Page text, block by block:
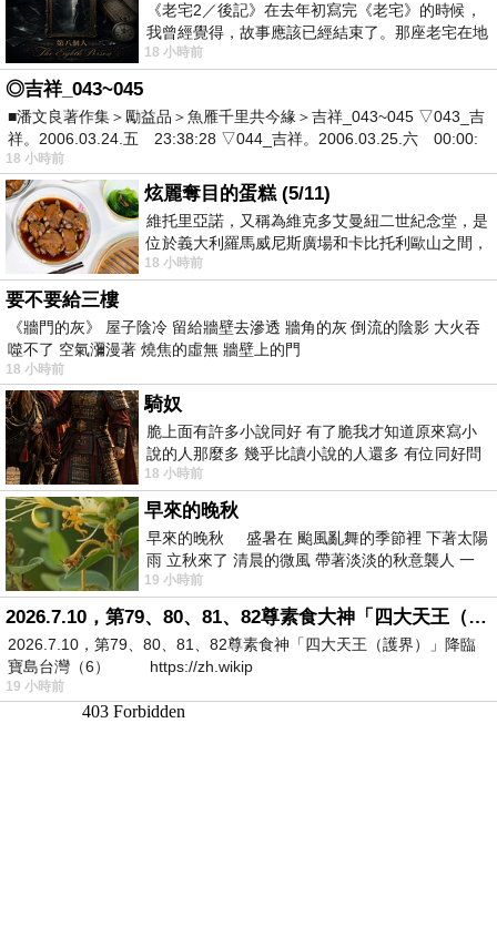
《老宅2／後記》在去年初寫完《老宅》的時候，
我曾經覺得，故事應該已經結束了。那座老宅在地
震中倒塌，七個人終於離開那片黑暗，
18 小時前
◎吉祥_043~045
■潘文良著作集＞勵益品＞魚雁千里共今緣＞吉祥_043~045 ▽043_吉
祥。2006.03.24.五 23:38:28 ▽044_吉祥。2006.03.25.六 00:00:
18 小時前
炫麗奪目的蛋糕 (5/11)
維托里亞諾，又稱為維克多艾曼紐二世紀念堂，是
位於義大利羅馬威尼斯廣場和卡比托利歐山之間，
用以紀念統一義大利統一後的的第一位國
18 小時前
要不要給三樓
《牆門的灰》 屋子陰冷 留給牆壁去滲透 牆角的灰 倒流的陰影 大火吞
噬不了 空氣瀰漫著 燒焦的虛無 牆壁上的門
18 小時前
騎奴
脆上面有許多小說同好 有了脆我才知道原來寫小
說的人那麼多 幾乎比讀小說的人還多 有位同好問
了一個問題 她說為什麼高中文學獎的
18 小時前
早來的晚秋
早來的晚秋 盛暑在 颱風亂舞的季節裡 下著太陽
雨 立秋來了 清晨的微風 帶著淡淡的秋意襲人 一
下子 又被赤
19 小時前
2026.7.10，第79、80、81、82尊素食大神「四大天王（護界）」降臨寶島台灣（6）
2026.7.10，第79、80、81、82尊素食神「四大天王（護界）」降臨
寶島台灣（6） https://zh.wikip
19 小時前